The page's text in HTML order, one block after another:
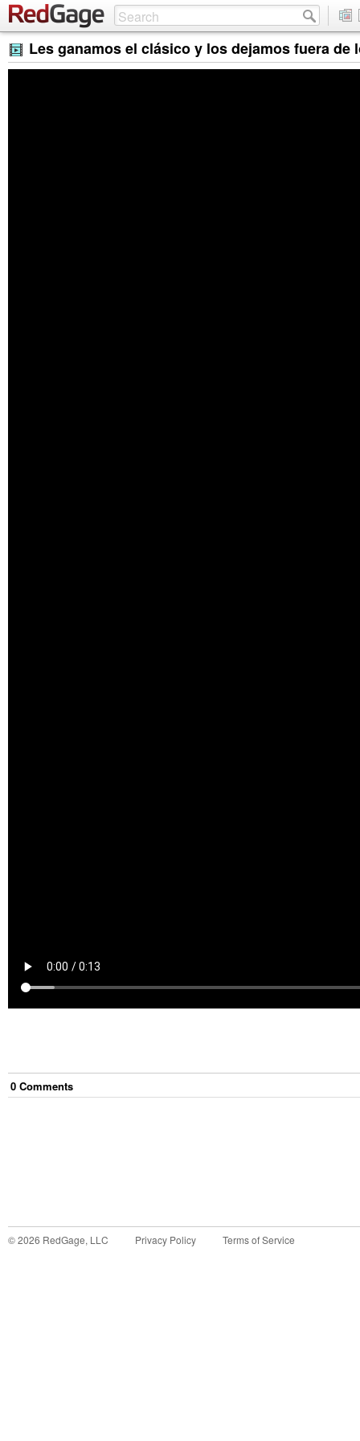
Les ganamos el clásico y los dejamos fuera de
0 Comments
©2026 RedGage, LLC Privacy Policy Terms of Service